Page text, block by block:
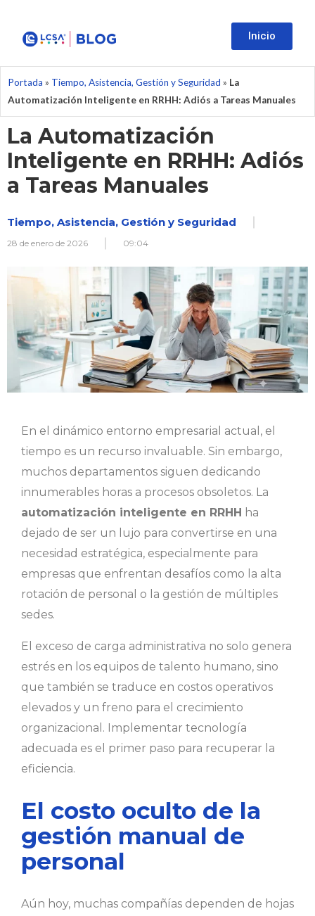
Inicio
Portada » Tiempo, Asistencia, Gestión y Seguridad » La
Automatización Inteligente en RRHH: Adiós a Tareas Manuales
La Automatización
Inteligente en RRHH: Adiós
a Tareas Manuales
Tiempo, Asistencia, Gestión y Seguridad
28 de enero de 2026 09:04
En el dinámico entorno empresarial actual, el
tiempo es un recurso invaluable. Sin embargo,
muchos departamentos siguen dedicando
innumerables horas a procesos obsoletos. La
automatización inteligente en RRHH ha
dejado de ser un lujo para convertirse en una
necesidad estratégica, especialmente para
empresas que enfrentan desafíos como la alta
rotación de personal o la gestión de múltiples
sedes.
El exceso de carga administrativa no solo genera
estrés en los equipos de talento humano, sino
que también se traduce en costos operativos
elevados y un freno para el crecimiento
organizacional. Implementar tecnología
adecuada es el primer paso para recuperar la
eficiencia.
El costo oculto de la
gestión manual de
personal
Aún hoy, muchas compañías dependen de hojas